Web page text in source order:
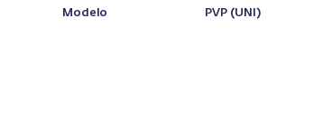
Modelo PVP (UNI)